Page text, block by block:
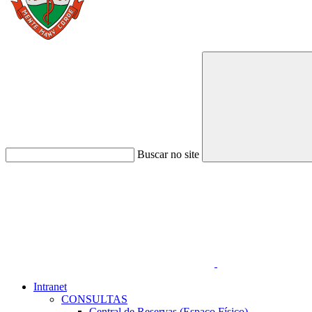
Buscar no site
Intranet
CONSULTAS